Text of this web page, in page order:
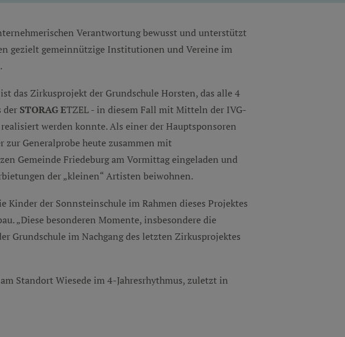
Verantwortung bewusst und unterstützt
gezielt gemeinnützige Institutionen und Vereine im
das Zirkusprojekt der Grundschule Horsten, das alle 4
der STORAG ETZEL - in diesem Fall mit Mitteln der IVG-
werden konnte. Als einer der Hauptsponsoren
zur Generalprobe heute zusammen mit
Gemeinde Friedeburg am Vormittag eingeladen und
der „kleinen“ Artisten beiwohnen.
Kinder der Sonnsteinschule im Rahmen dieses Projektes
„Diese besonderen Momente, insbesondere die
Grundschule im Nachgang des letzten Zirkusprojektes
Standort Wiesede im 4-Jahresrhythmus, zuletzt in